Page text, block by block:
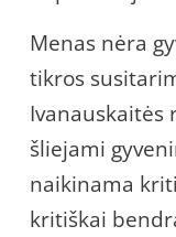
Menas nėra
tikros
Ivanauskaitės
šliejami
naikinama
kritiškai